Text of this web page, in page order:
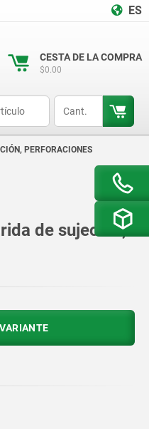
ES
CESTA DE LA COMPRA
$0.00
PERFORACIONES
de sujeción,